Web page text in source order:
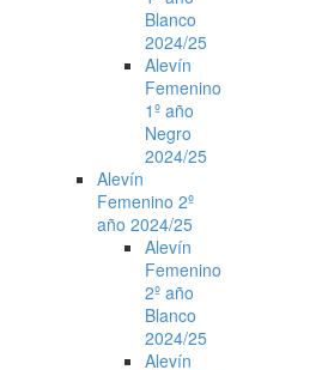
Blanco
2024/25
Alevín
Femenino
1º año
Negro
2024/25
Alevín
Femenino 2º
año 2024/25
Alevín
Femenino
2º año
Blanco
2024/25
Alevín